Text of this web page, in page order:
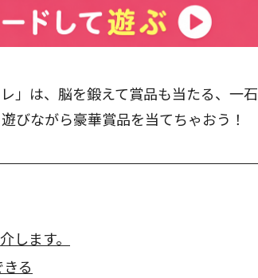
」は、脳を鍛えて賞品も当たる、一石
びながら豪華賞品を当てちゃおう！
します。
る